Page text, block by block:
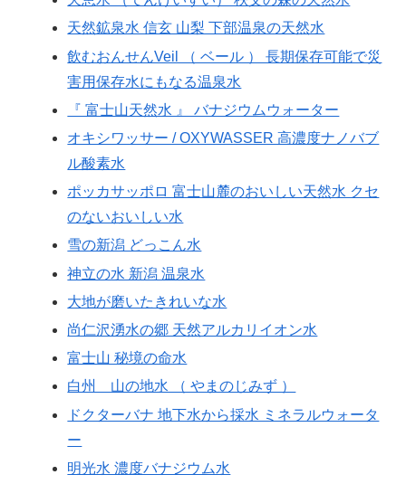
天然鉱泉水 信玄 山梨 下部温泉の天然水
飲むおんせんVeil （ ベール ） 長期保存可能で災
害用保存水にもなる温泉水
『 富士山天然水 』 バナジウムウォーター
オキシワッサー / OXYWASSER 高濃度ナノバブ
ル酸素水
ポッカサッポロ 富士山麓のおいしい天然水 クセ
のないおいしい水
雪の新潟 どっこん水
神立の水 新潟 温泉水
大地が磨いたきれいな水
尚仁沢湧水の郷 天然アルカリイオン水
富士山 秘境の命水
白州 山の地水 （ やまのじみず ）
ドクターバナ 地下水から採水 ミネラルウォータ
ー
明光水 濃度バナジウム水